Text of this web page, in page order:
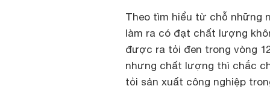
Theo tìm hiểu từ chỗ những
làm ra có đạt chất lượng
được ra tỏi đen trong vòng
nhưng chất lượng thì chắc
tỏi sản xuất công nghiệp